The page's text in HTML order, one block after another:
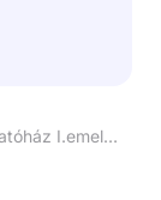
1028 Budapest Hidegkúti út 1. Hüvi Szolgáltatóház I.emelet